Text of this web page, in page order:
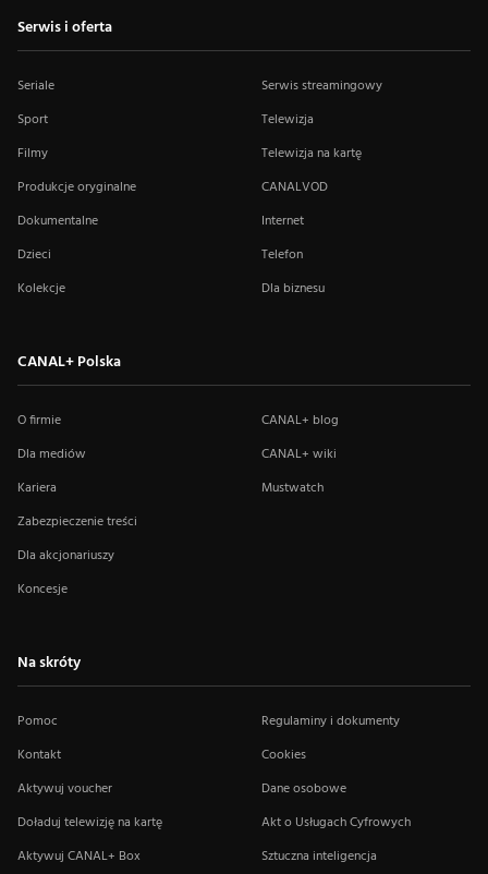
Serwis i oferta
Seriale
Sport
Filmy
Produkcje oryginalne
Dokumentalne
Dzieci
Kolekcje
Serwis streamingowy
Telewizja
Telewizja na kartę
CANALVOD
Internet
Telefon
Dla biznesu
CANAL+ Polska
O firmie
Dla mediów
Kariera
Zabezpieczenie treści
Dla akcjonariuszy
Koncesje
CANAL+ blog
CANAL+ wiki
Mustwatch
Na skróty
Pomoc
Kontakt
Aktywuj voucher
Doładuj telewizję na kartę
Aktywuj CANAL+ Box
Regulaminy i dokumenty
Cookies
Dane osobowe
Akt o Usługach Cyfrowych
Sztuczna inteligencja